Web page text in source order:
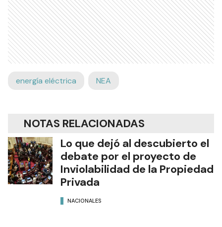
energía eléctrica NEA
NOTAS RELACIONADAS
Lo que dejó al descubierto el
debate por el proyecto de
Inviolabilidad de la Propiedad
Privada
NACIONALES